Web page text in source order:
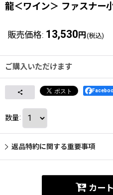
龍＜ワイン＞ ファスナー
販売価格: 13,530 円 (税込)
ご購入いただけます
数量:
返品特約に関する重要事項
カー